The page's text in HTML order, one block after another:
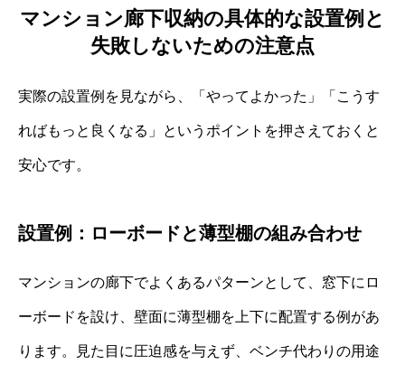
マンション廊下収納の具体的な設置例と
失敗しないための注意点
実際の設置例を見ながら、「やってよかった」「こうす
ればもっと良くなる」というポイントを押さえておくと
安心です。
設置例：ローボードと薄型棚の組み合わせ
マンションの廊下でよくあるパターンとして、窓下にロ
ーボードを設け、壁面に薄型棚を上下に配置する例があ
ります。見た目に圧迫感を与えず、ベンチ代わりの用途